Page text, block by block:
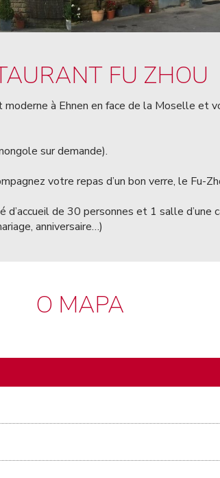
FU ZHOU
à Ehnen en face de la Moselle et
sur demande).
votre repas d’un bon verre, le Fu-
de 30 personnes et 1 salle d’une
anniversaire…)
O MAPA